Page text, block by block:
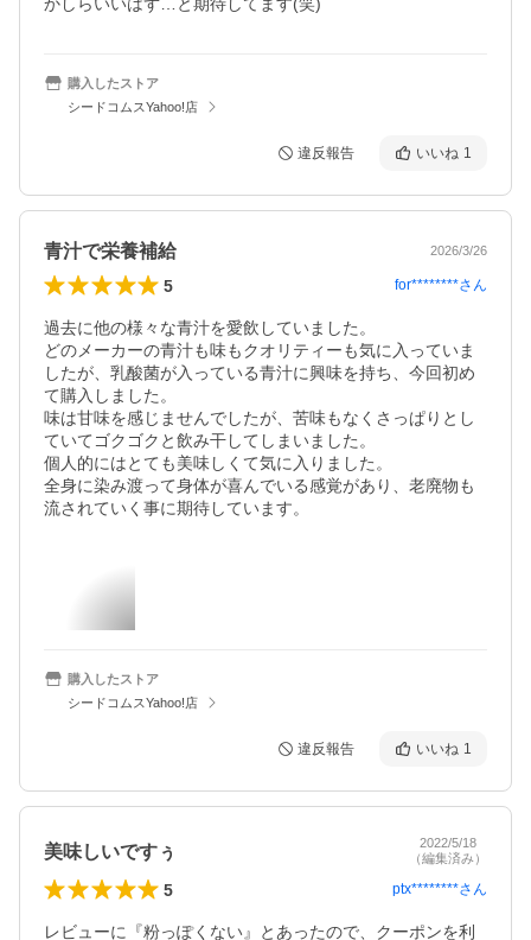
購入したストア
シードコムスYahoo!店
違反報告 いいね 1
青汁で栄養補給 2026/3/26
5 for********さん
過去に他の様々な青汁を愛飲していました。
どのメーカーの青汁も味もクオリティーも気に入っていま
したが、乳酸菌が入っている青汁に興味を持ち、今回初め
て購入しました。
味は甘味を感じませんでしたが、苦味もなくさっぱりとし
ていてゴクゴクと飲み干してしまいました。
個人的にはとても美味しくて気に入りました。
全身に染み渡って身体が喜んでいる感覚があり、老廃物も
購入したストア
シードコムスYahoo!店
違反報告 いいね 1
美味しいですぅ
2022/5/18
（編集済み）
5 ptx********さん
レビューに『粉っぽくない』とあったので、クーポンを利